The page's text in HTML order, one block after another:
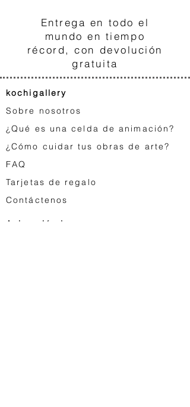
Entrega en todo el
mundo en tiempo
récord, con devolución
gratuita
kochigallery
Sobre nosotros
¿Qué es una celda de animación?
¿Cómo cuidar tus obras de arte?
FAQ
Tarjetas de regalo
Contáctenos
Animación japonesa